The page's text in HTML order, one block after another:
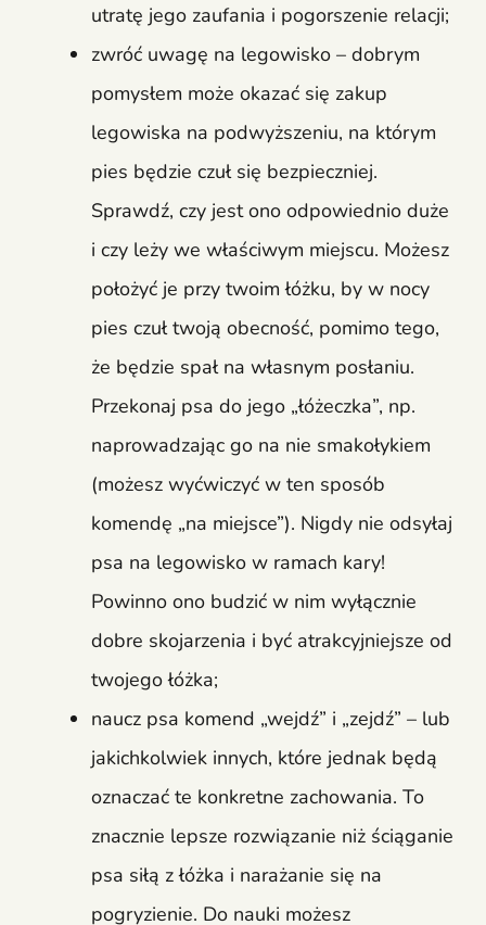
utratę jego zaufania i pogorszenie relacji;
zwróć uwagę na legowisko – dobrym
pomysłem może okazać się zakup
legowiska na podwyższeniu, na którym
pies będzie czuł się bezpieczniej.
Sprawdź, czy jest ono odpowiednio duże
i czy leży we właściwym miejscu. Możesz
położyć je przy twoim łóżku, by w nocy
pies czuł twoją obecność, pomimo tego,
że będzie spał na własnym posłaniu.
Przekonaj psa do jego „łóżeczka”, np.
naprowadzając go na nie smakołykiem
(możesz wyćwiczyć w ten sposób
komendę „na miejsce”). Nigdy nie odsyłaj
psa na legowisko w ramach kary!
Powinno ono budzić w nim wyłącznie
dobre skojarzenia i być atrakcyjniejsze od
twojego łóżka;
naucz psa komend „wejdź” i „zejdź” – lub
jakichkolwiek innych, które jednak będą
oznaczać te konkretne zachowania. To
znacznie lepsze rozwiązanie niż ściąganie
psa siłą z łóżka i narażanie się na
pogryzienie. Do nauki możesz